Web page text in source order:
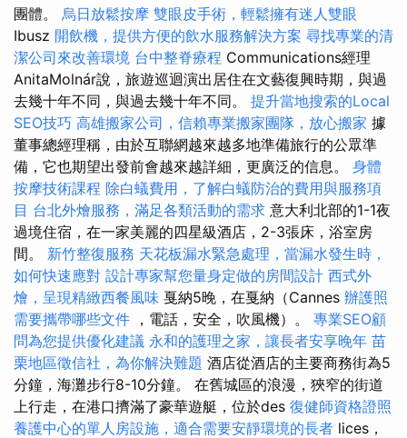
團體。 烏日放鬆按摩 雙眼皮手術，輕鬆擁有迷人雙眼
Ibusz 開飲機，提供方便的飲水服務解決方案 尋找專業的清
潔公司來改善環境 台中整脊療程 Communications經理
AnitaMolnár說，旅遊巡迴演出居住在文藝復興時期，與過
去幾十年不同，與過去幾十年不同。 提升當地搜索的Local
SEO技巧 高雄搬家公司，信賴專業搬家團隊，放心搬家 據
董事總經理稱，由於互聯網越來越多地準備旅行的公眾準
備，它也期望出發前會越來越詳細，更廣泛的信息。 身體
按摩技術課程 除白蟻費用，了解白蟻防治的費用與服務項
目 台北外燴服務，滿足各類活動的需求 意大利北部的1-1夜
過境住宿，在一家美麗的四星級酒店，2-3張床，浴室房
間。 新竹整復服務 天花板漏水緊急處理，當漏水發生時，
如何快速應對 設計專家幫您量身定做的房間設計 西式外
燴，呈現精緻西餐風味 戛納5晚，在戛納（Cannes 辦護照
需要攜帶哪些文件 ，電話，安全，吹風機）。 專業SEO顧
問為您提供優化建議 永和的護理之家，讓長者安享晚年 苗
栗地區徵信社，為你解決難題 酒店從酒店的主要商務街為5
分鐘，海灘步行8-10分鐘。 在舊城區的浪漫，狹窄的街道
上行走，在港口擠滿了豪華遊艇，位於des 復健師資格證照
養護中心的單人房設施，適合需要安靜環境的長者 lices，